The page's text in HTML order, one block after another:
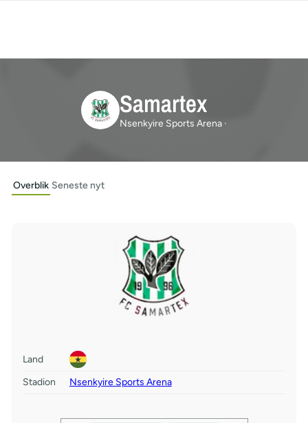
Samartex
Nsenkyire Sports Arena ·
Overblik Seneste nyt
Land
Stadion
Nsenkyire Sports Arena